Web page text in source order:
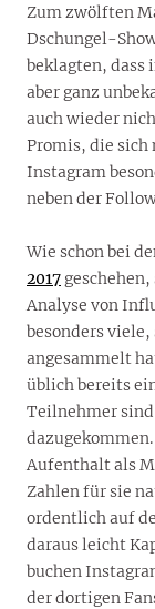
Zum zwölften
Dschungel-
beklagten, dass
aber ganz
auch wieder
Promis, die sich
Instagram
neben der
Wie schon bei
2017
Analyse von
besonders viele,
angesammelt
üblich bereits
Teilnehmer sind
Aufenthalt als
Zahlen für sie
ordentlich auf
daraus leicht
buchen
der dortigen